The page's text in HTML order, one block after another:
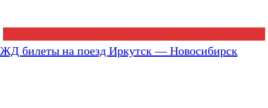
ЖД билеты на поезд Иркутск — Новосибирск